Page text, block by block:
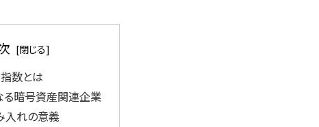
数とは
る暗号資産関連企業
入れの意義